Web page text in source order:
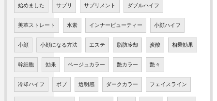
始めました サプリ サプリメント ダブルハイフ
美革ストレート 水素 インナービューティー 小顔ハイフ
小顔 小顔になる方法 エステ 脂肪冷却 炭酸 相乗効果
幹細胞 効果 ベージュカラー 艶カラー 艶々
冷却ハイフ ボブ 透明感 ダークカラー フェイスライン